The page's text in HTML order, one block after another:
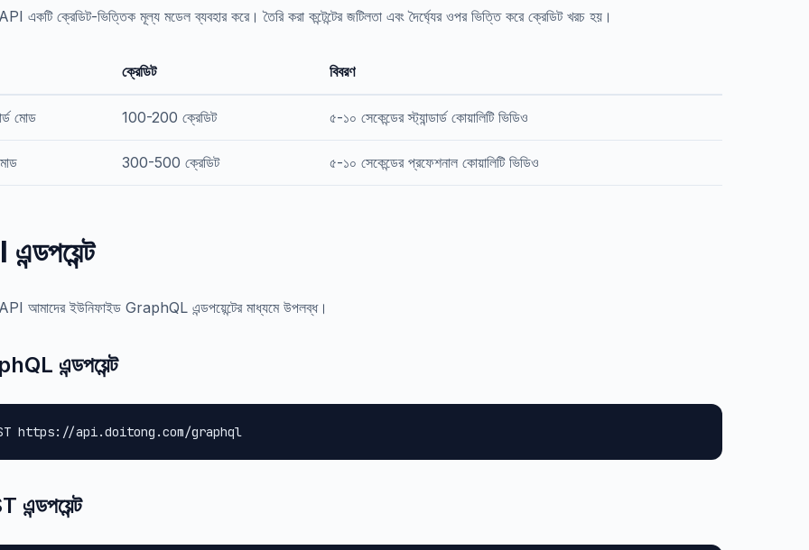
একটি ক্রেডিট-ভিত্তিক মূল্য মডেল ব্যবহার করে। তৈরি করা কন্টেন্টের জটিলতা এবং দৈর্ঘ্যের ওপর ভিত্তি করে ক্রেডিট খরচ হয়।
ক্রেডিট বিবরণ
মোড 100-200 ক্রেডিট ৫-১০ সেকেন্ডের স্ট্যান্ডার্ড কোয়ালিটি ভিডিও
300-500 ক্রেডিট ৫-১০ সেকেন্ডের প্রফেশনাল কোয়ালিটি ভিডিও
আমাদের ইউনিফাইড GraphQL এন্ডপয়েন্টের মাধ্যমে উপলব্ধ।
এন্ডপয়েন্ট
https://api.doitong.com/graphql
এন্ডপয়েন্ট